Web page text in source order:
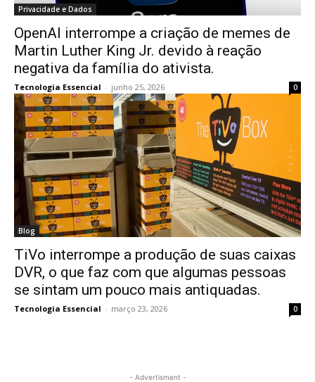
Privacidade e Dados
OpenAI interrompe a criação de memes de
Martin Luther King Jr. devido à reação
negativa da família do ativista.
Tecnologia Essencial - junho 25, 2026 0
Blog
TiVo interrompe a produção de suas caixas
DVR, o que faz com que algumas pessoas
se sintam um pouco mais antiquadas.
Tecnologia Essencial - março 23, 2026 0
- Advertisment -